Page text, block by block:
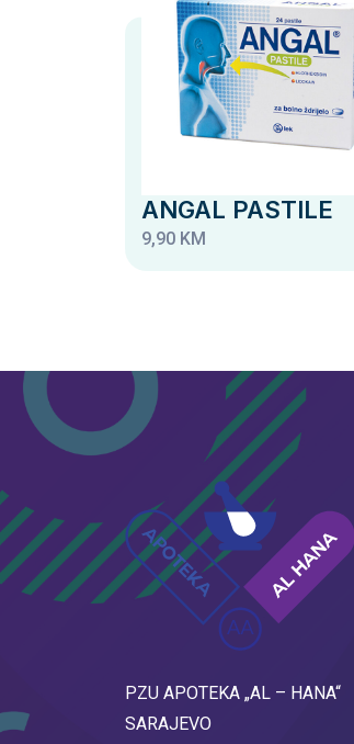
ANGAL PASTILE
9,90 KM
PZU APOTEKA „AL – HANA“
SARAJEVO